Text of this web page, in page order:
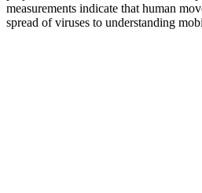
measurements indicate that human
spread of viruses to understanding